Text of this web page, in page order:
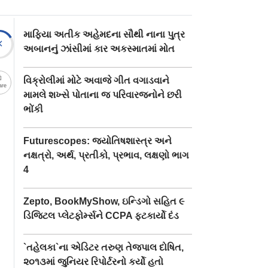
માફિયા અતીક અહેમદના સૌથી નાના પુત્ર
અબાનનું ઝાંસીમાં કાર અકસ્માતમાં મોત
વિક્રોલીમાં મોટે અવાજે ગીત વગાડવાને
મામલે શખ્સે પોતાના જ પરિવારજનોને છરી
ભોંકી
Futurescopes: જ્યોતિષશાસ્ત્ર અને
નક્ષત્રો, અર્થ, પ્રતીકો, પ્રભાવ, લક્ષણો ભાગ
4
Zepto, BookMyShow, ઇન્ડિગો સહિત ૯
ડિજિટલ પ્લેટફોર્મ્સને CCPA ફટકાર્યો દંડ
`તહેલકા`ના એડિટર તરુણ તેજપાલ દોષિત,
૨૦૧૩માં જુનિયર રિપોર્ટરનો કર્યો હતો